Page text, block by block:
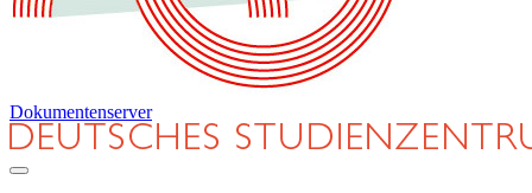
Dokumentenserver